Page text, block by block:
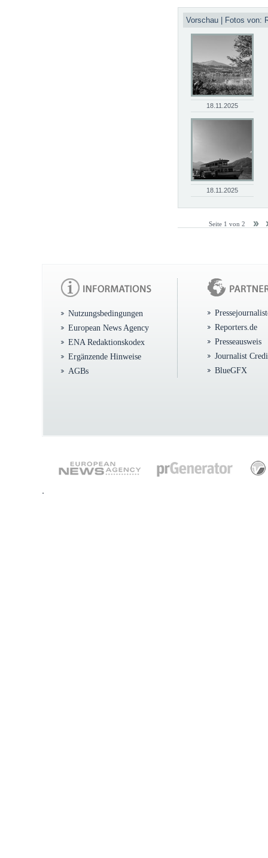
Vorschau | Fotos von:
18.11.2025
18.11.2025
Seite 1 von 2
Nutzungsbedingungen
European News Agency
ENA Redaktionskodex
Ergänzende Hinweise
AGBs
Reporters.de
Presseausweis
Journalist
BlueGFX
.